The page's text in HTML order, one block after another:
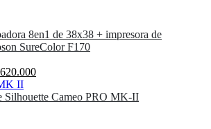
8en1 de 38x38 + impresora de
SureColor F170
El
actual
Silhouette Cameo PRO MK-II